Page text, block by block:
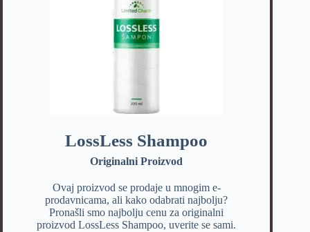
LossLess Shampoo
Originalni Proizvod
Ovaj proizvod se prodaje u mnogim e-
prodavnicama, ali kako odabrati najbolju?
Pronašli smo najbolju cenu za originalni
proizvod LossLess Shampoo, uverite se sami.